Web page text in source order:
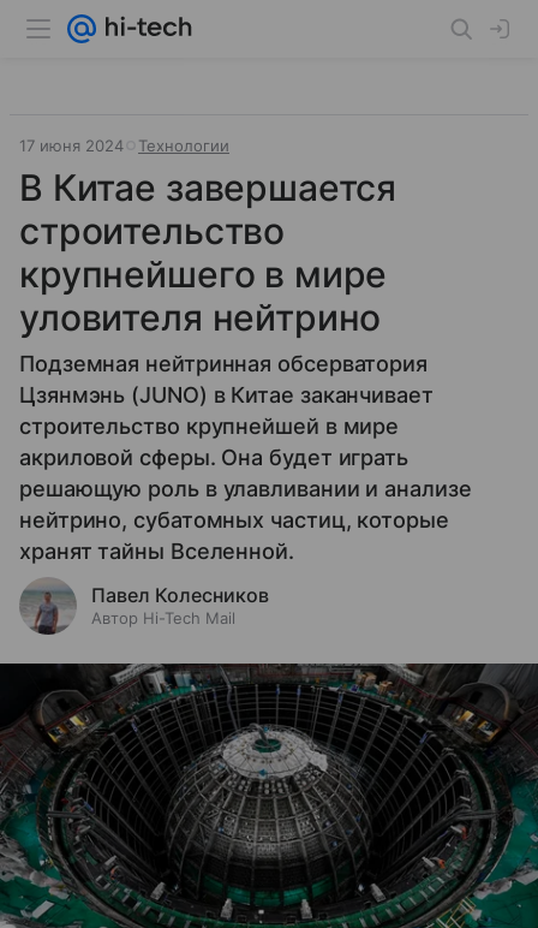
17 июня 2024 Технологии
В Китае завершается
строительство
крупнейшего в мире
уловителя нейтрино
Подземная нейтринная обсерватория
Цзянмэнь (JUNO) в Китае заканчивает
строительство крупнейшей в мире
акриловой сферы. Она будет играть
решающую роль в улавливании и анализе
нейтрино, субатомных частиц, которые
хранят тайны Вселенной.
Павел Колесников
Автор Hi-Tech Mail